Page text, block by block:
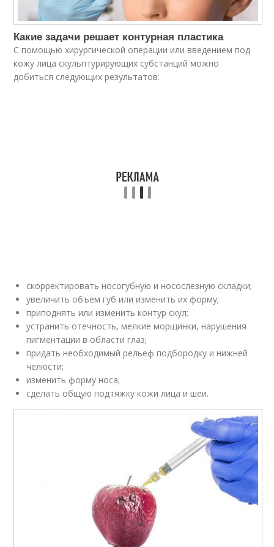
Какие задачи решает контурная пластика
С помощью хирургической операции или введением под
кожу лица скульптурирующих субстанций можно
добиться следующих результатов:
скорректировать носогубную и носослезную складки;
увеличить объем губ или изменить их форму;
приподнять или изменить контур скул;
устранить отечность, мелкие морщинки, нарушения
пигментации в области глаз;
придать необходимый рельеф подбородку и нижней
челюсти;
изменить форму носа;
сделать общую подтяжку кожи лица и шеи.